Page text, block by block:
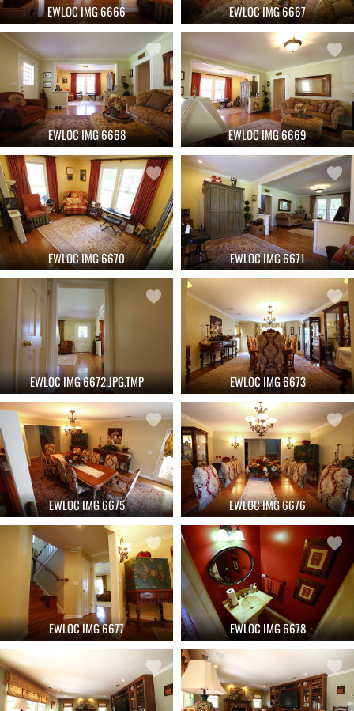
EWLOC IMG 6666 EWLOC IMG 6667
EWLOC IMG 6668 EWLOC IMG 6669
EWLOC IMG 6670 EWLOC IMG 6671
EWLOC IMG 6672.JPG.TMP EWLOC IMG 6673
EWLOC IMG 6675 EWLOC IMG 6676
EWLOC IMG 6677 EWLOC IMG 6678